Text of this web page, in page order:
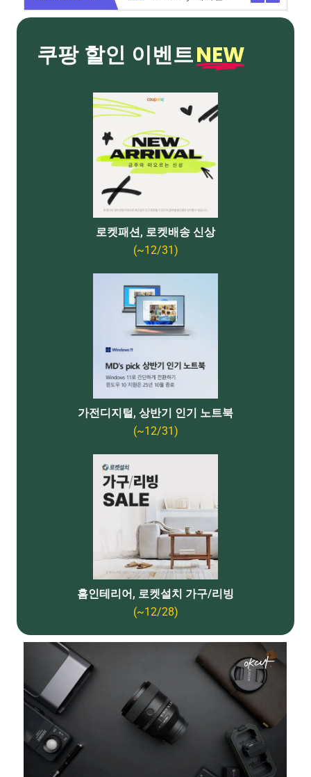
쿠팡 할인 이벤트NEW
로켓패션, 로켓배송 신상
(~12/31)
가전디지털, 상반기 인기 노트북
(~12/31)
홈인테리어, 로켓설치 가구/리빙
(~12/28)